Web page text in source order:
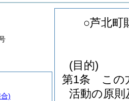
○芦北町
(目的)
第1条
この
活動の原
)